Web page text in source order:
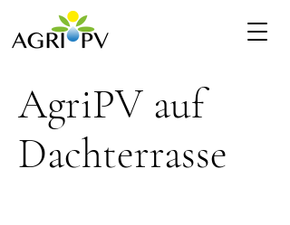
AgriPV auf
Dachterrasse